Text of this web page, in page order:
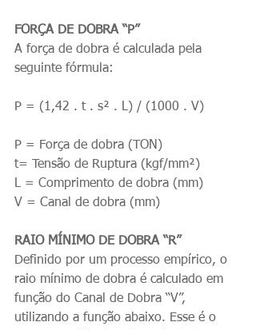
FORÇA DE DOBRA “P”
A força de dobra é calculada pela
seguinte fórmula:
P = (1,42 . t . s² . L) / (1000 . V)
P = Força de dobra (TON)
t= Tensão de Ruptura (kgf/mm²)
L = Comprimento de dobra (mm)
V = Canal de dobra (mm)
RAIO MÍNIMO DE DOBRA “R”
Definido por um processo empírico, o
raio mínimo de dobra é calculado em
função do Canal de Dobra “V”,
utilizando a função abaixo. Esse é o